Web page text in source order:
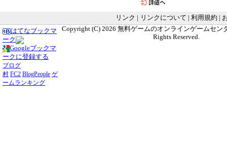
リンク リンクについて 利用規約
はてなブックマ
ーク
Googleブックマ
ークに登録する
ブログ
村 FC2 BlogPeople ゲ
ームランキング
Copyright (C) 2026 無料ゲームのオンラインゲームセン
Rights Reserved.